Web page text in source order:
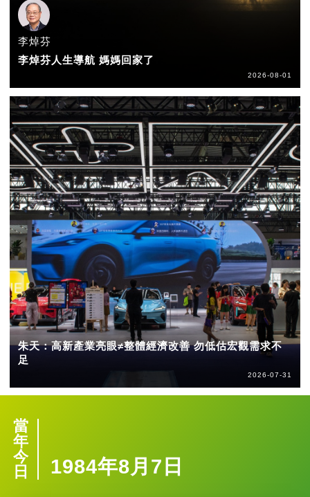
李焯芬
李焯芬人生導航 媽媽回家了
2026-08-01
朱天：高新產業亮眼≠整體經濟改善 勿低估宏觀需求不
足
2026-07-31
當
年
今
日
1984年8月7日